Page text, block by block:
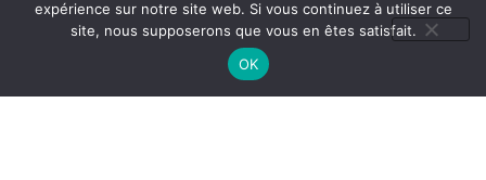
Livraison
Nous contacter
Politique de remboursement
expérience sur notre site web. Si vous continuez à utiliser ce
site, nous supposerons que vous en êtes satisfait.
OK